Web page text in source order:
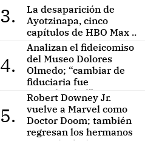
3.
La desaparición de
Ayotzinapa, cinco
capítulos de HBO Max ..
4.
Analizan el fideicomiso
del Museo Dolores
Olmedo; “cambiar de
fiduciaria fue
irregularidad” ..
5.
Robert Downey Jr.
vuelve a Marvel como
Doctor Doom; también
regresan los hermanos
Russo (Video) ..